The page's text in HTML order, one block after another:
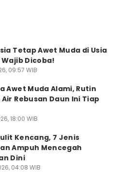
Tetap Awet Muda di Usia
Dicoba!
09:57 WIB
Awet Muda Alami, Rutin
Rebusan Daun Ini Tiap
18:00 WIB
Kencang, 7 Jenis
Ampuh Mencegah
Dini
04:08 WIB